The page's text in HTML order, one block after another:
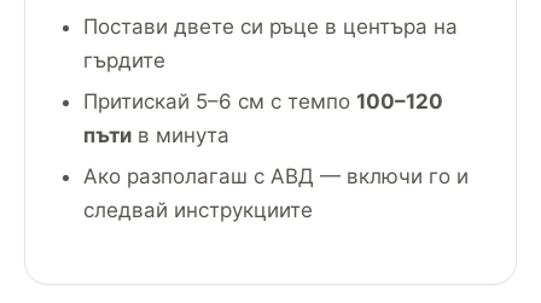
Постави двете си ръце в центъра на
гърдите
Притискай 5–6 см с темпо 100–120
пътив минута
Ако разполагаш с АВД — включи го и
следвай инструкциите